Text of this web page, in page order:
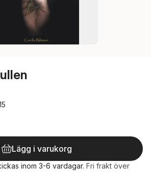
Lägg i varukorg
inom 3-6 vardagar. Fri frakt över